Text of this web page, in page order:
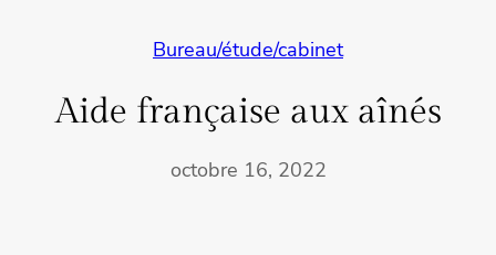
Bureau/étude/cabinet
Aide française aux aînés
octobre 16, 2022